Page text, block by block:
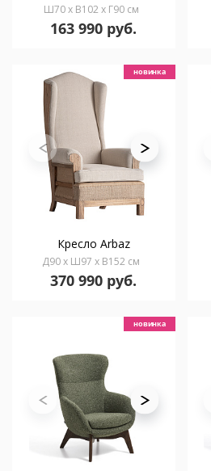
Ш70 x В102 x Г90 см
163 990 руб.
новинка
Кресло Arbaz
Д90 x Ш97 x В152 см
370 990 руб.
новинка